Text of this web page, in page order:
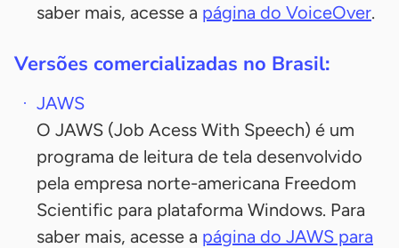
saber mais, acesse a página do VoiceOver.
Versões comercializadas no Brasil:
JAWS
O JAWS (Job Acess With Speech) é um
programa de leitura de tela desenvolvido
pela empresa norte-americana Freedom
Scientific para plataforma Windows. Para
saber mais, acesse a página do JAWS para